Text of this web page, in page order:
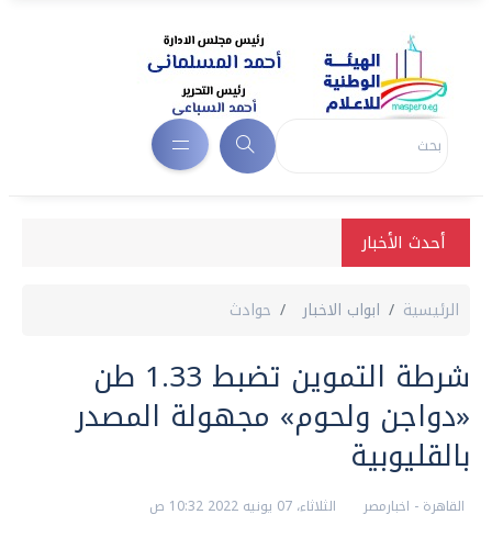
أحدث الأخبار
الرئيسية ابواب الاخبار حوادث
شرطة التموين تضبط 1.33 طن
«دواجن ولحوم» مجهولة المصدر
بالقليوبية
القاهرة - اخبارمصر الثلاثاء، 07 يونيه 2022 10:32 ص